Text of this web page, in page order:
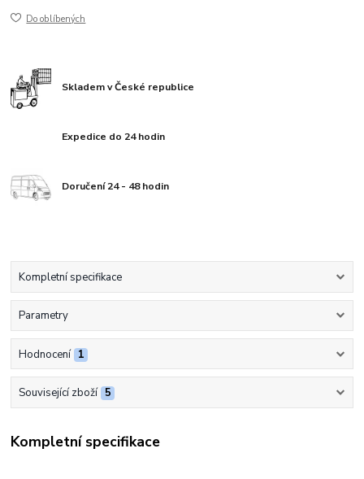
Do oblíbených
Skladem v České republice
Expedice do 24 hodin
Doručení 24 - 48 hodin
Kompletní specifikace
Parametry
Hodnocení 1
Související zboží 5
Kompletní specifikace